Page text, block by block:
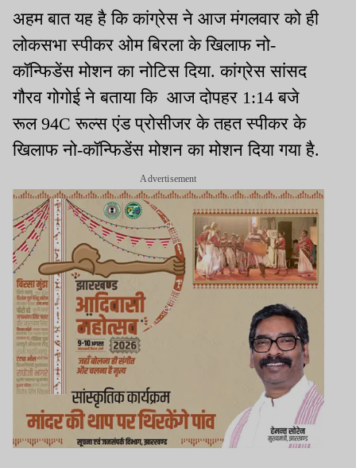
अहम बात यह है कि कांग्रेस ने आज मंगलवार को ही
लोकसभा स्पीकर ओम बिरला के खिलाफ नो-
कॉन्फिडेंस मोशन का नोटिस दिया. कांग्रेस सांसद
गौरव गोगोई ने बताया कि आज दोपहर 1:14 बजे
रूल 94C रूल्स एंड प्रोसीजर के तहत स्पीकर के
खिलाफ नो-कॉन्फिडेंस मोशन का मोशन दिया गया है.
Advertisement